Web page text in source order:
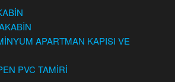
APARTMAN KAPISI VE
PVC TAMİRİ